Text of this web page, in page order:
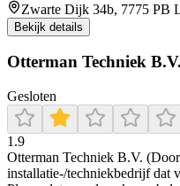
Zwarte Dijk 34b, 7775 PB
Bekijk details
Otterman Techniek B.V.
Gesloten
1.9
Otterman Techniek B.V.
installatie-/techniekbedrijf dat